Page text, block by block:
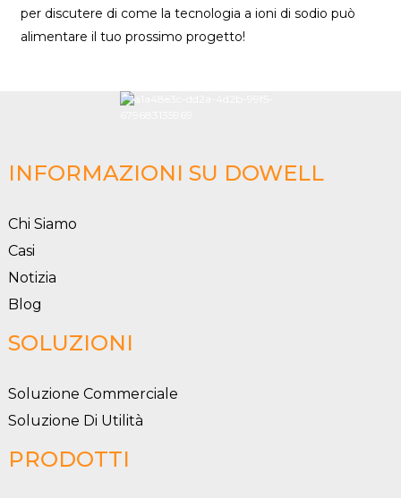
per discutere di come la tecnologia a ioni di sodio può
alimentare il tuo prossimo progetto!
INFORMAZIONI SU DOWELL
Chi Siamo
Casi
Notizia
Blog
SOLUZIONI
Soluzione Commerciale
Soluzione Di Utilità
PRODOTTI